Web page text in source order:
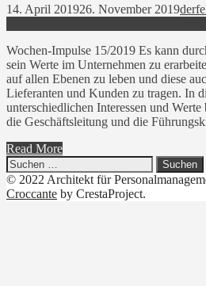
14. April 201926. November 2019
Wochen-Impulse 15/2019 Es kann
sein Werte im Unternehmen zu
auf allen Ebenen zu leben und diese
Lieferanten und Kunden zu tragen. In
unterschiedlichen Interessen und
die Geschäftsleitung und die
Read More
Suchen
nach:
© 2022 Architekt für
Croccante by CrestaProject.